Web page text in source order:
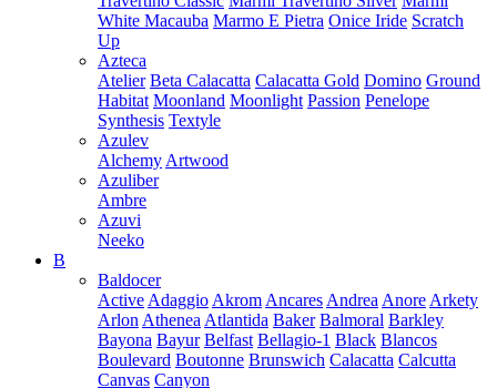
White Macauba Marmo E Pietra Onice Iride Scratch
Up
Azteca
Atelier Beta Calacatta Calacatta Gold Domino Ground
Habitat Moonland Moonlight Passion Penelope
Synthesis Textyle
Azulev
Alchemy Artwood
Azuliber
Ambre
Azuvi
Neeko
B
Baldocer
Active Adaggio Akrom Ancares Andrea Anore Arkety
Arlon Athenea Atlantida Baker Balmoral Barkley
Bayona Bayur Belfast Bellagio-1 Black Blancos
Boulevard Boutonne Brunswich Calacatta Calcutta
Canvas Canyon